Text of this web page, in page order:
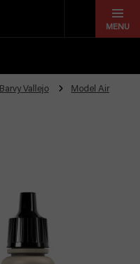
Barvy Vallejo Model Air